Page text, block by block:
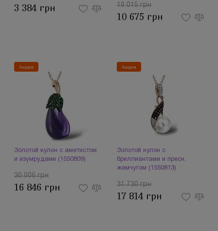
3 384 грн 19 015 грн
10 675 грн
Акция
Золотой кулон с аметистом
и изумрудами (1550809)
30 006 грн
16 846 грн
Акция
Золотой кулон с
бриллиантами и пресн.
жемчугом (1550813)
31 730 грн
17 814 грн